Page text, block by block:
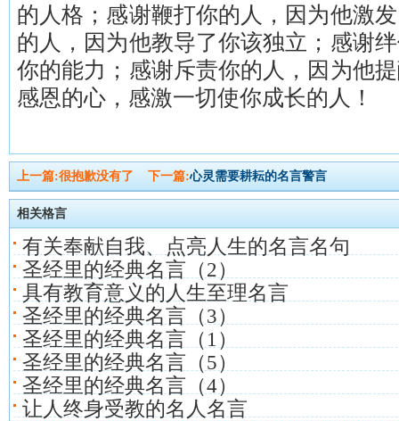
的人格；感谢鞭打你的人，因为他激
的人，因为他教导了你该独立；感谢
你的能力；感谢斥责你的人，因为他
感恩的心，感激一切使你成长的人！
上一篇:很抱歉没有了 下一篇:心灵需要耕耘的名言警言
相关格言
有关奉献自我、点亮人生的名言名句
圣经里的经典名言（2）
具有教育意义的人生至理名言
圣经里的经典名言（3）
圣经里的经典名言（1）
圣经里的经典名言（5）
圣经里的经典名言（4）
让人终身受教的名人名言